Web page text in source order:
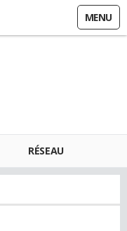
MENU
RÉSEAU